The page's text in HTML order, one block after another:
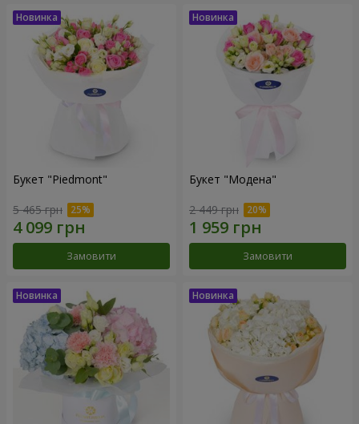
Букет "Piedmont"
5 465 грн
Замовити
Букет "Модена"
2 449 грн
Замовити